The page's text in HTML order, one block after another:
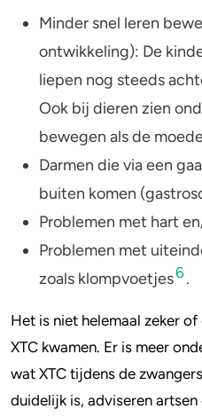
Minder snel leren
ontwikkeling): De
liepen nog steeds
Ook bij dieren zien
bewegen als de
Darmen die via een
buiten komen
Problemen met hart
Problemen met
zoals klompvoetjes6 .
Het is niet helemaal zeker
XTC kwamen. Er is meer
wat XTC tijdens de
duidelijk is, adviseren